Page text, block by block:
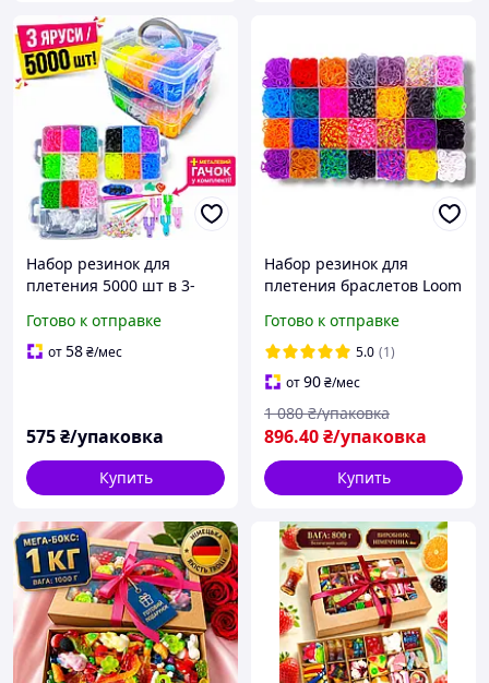
Набор резинок для
плетения 5000 шт в 3-
МЕТАЛЛИЧЕСКИЙ
крючок, большой
Готово к отправке
от58₴/мес
575₴/упаковка
Купить
Набор резинок для
плетения браслетов Loom
кейс с крючками и
рогаткой
Готово к отправке
5.0 (1)
от90₴/мес
896.40₴/упаковка
1 080 ₴/упаковка
Купить